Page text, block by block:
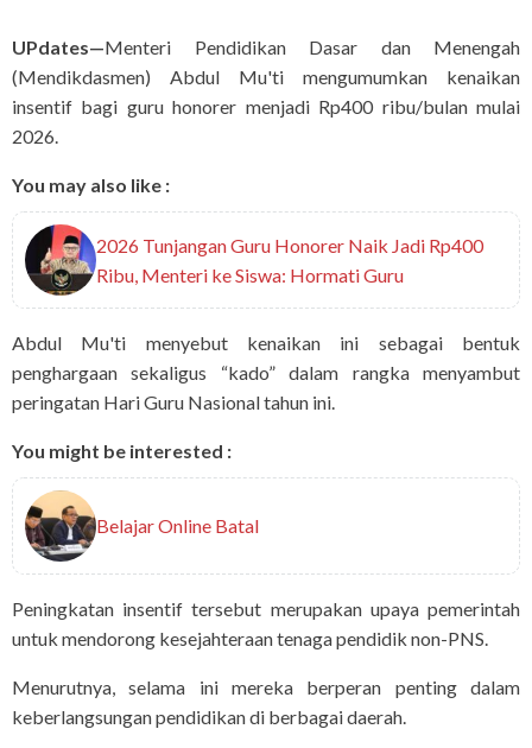
UPdates—Menteri Pendidikan Dasar dan Menengah
(Mendikdasmen) Abdul Mu'ti mengumumkan kenaikan
insentif bagi guru honorer menjadi Rp400 ribu/bulan mulai
2026.
You may also like :
2026 Tunjangan Guru Honorer Naik Jadi Rp400
Ribu, Menteri ke Siswa: Hormati Guru
Abdul Mu'ti menyebut kenaikan ini sebagai bentuk
penghargaan sekaligus “kado” dalam rangka menyambut
peringatan Hari Guru Nasional tahun ini.
You might be interested :
Belajar Online Batal
Peningkatan insentif tersebut merupakan upaya pemerintah
untuk mendorong kesejahteraan tenaga pendidik non-PNS.
Menurutnya, selama ini mereka berperan penting dalam
keberlangsungan pendidikan di berbagai daerah.